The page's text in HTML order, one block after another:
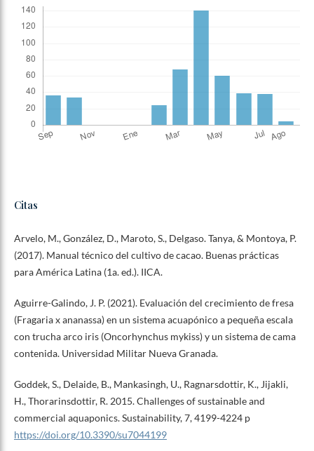
Citas
Arvelo, M., González, D., Maroto, S., Delgaso. Tanya, & Montoya, P.
(2017). Manual técnico del cultivo de cacao. Buenas prácticas
para América Latina (1a. ed.). IICA.
Aguirre-Galindo, J. P. (2021). Evaluación del crecimiento de fresa
(Fragaria x ananassa) en un sistema acuapónico a pequeña escala
con trucha arco iris (Oncorhynchus mykiss) y un sistema de cama
contenida. Universidad Militar Nueva Granada.
Goddek, S., Delaide, B., Mankasingh, U., Ragnarsdottir, K., Jijakli,
H., Thorarinsdottir, R. 2015. Challenges of sustainable and
commercial aquaponics. Sustainability, 7, 4199-4224 p
https://doi.org/10.3390/su7044199